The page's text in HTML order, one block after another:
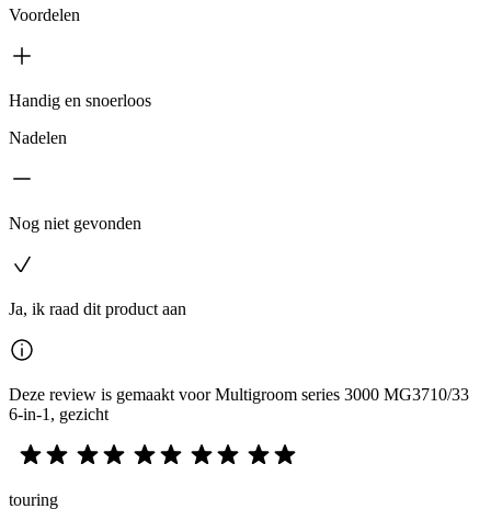
Voordelen
Handig en snoerloos
Nadelen
Nog niet gevonden
Ja, ik raad dit product aan
Deze review is gemaakt voor Multigroom series 3000 MG3710/33
6-in-1, gezicht
touring